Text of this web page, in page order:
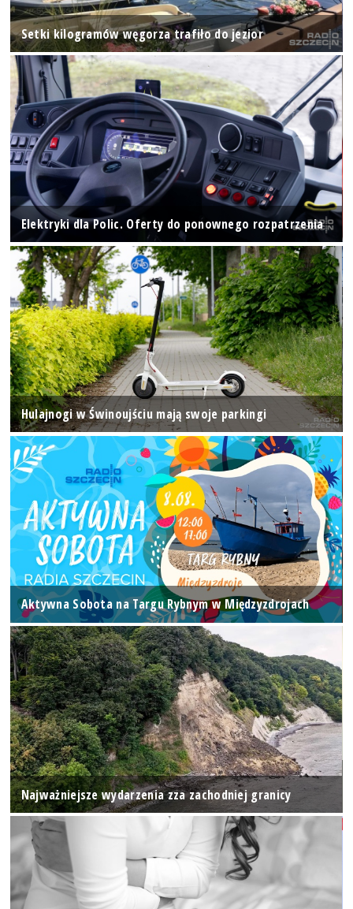
Setki kilogramów węgorza trafiło do jezior
Elektryki dla Polic. Oferty do ponownego rozpatrzenia
Hulajnogi w Świnoujściu mają swoje parkingi
Aktywna Sobota na Targu Rybnym w Międzyzdrojach
Najważniejsze wydarzenia zza zachodniej granicy